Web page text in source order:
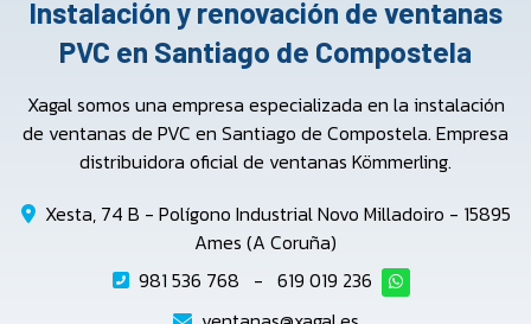
Instalación y renovación de ventanas
PVC en Santiago de Compostela
Xagal somos una empresa especializada en la instalación
de ventanas de PVC en Santiago de Compostela. Empresa
distribuidora oficial de ventanas Kömmerling.
Xesta, 74 B - Polígono Industrial Novo Milladoiro - 15895
Ames (A Coruña)
981 536 768 - 619 019 236